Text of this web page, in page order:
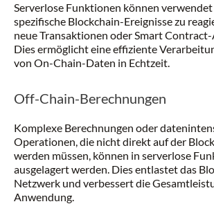
Serverlose Funktionen können
spezifische Blockchain-Ereignisse zu
neue Transaktionen oder Smart
Dies ermöglicht eine effiziente
von On-Chain-Daten in Echtzeit.
Off-Chain-Berechnungen
Komplexe Berechnungen oder
Operationen, die nicht direkt auf der
werden müssen, können in serverlose
ausgelagert werden. Dies entlastet das
Netzwerk und verbessert die
Anwendung.